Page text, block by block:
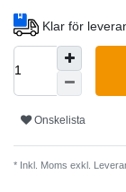
Klar för
Onskelista
* Inkl. Moms exkl.